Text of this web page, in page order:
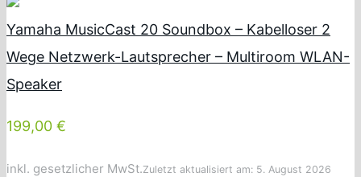
Yamaha MusicCast 20 Soundbox – Kabelloser 2
Wege Netzwerk-Lautsprecher – Multiroom WLAN-
Speaker
199,00 €
inkl. gesetzlicher MwSt.Zuletzt aktualisiert am: 5. August 2026